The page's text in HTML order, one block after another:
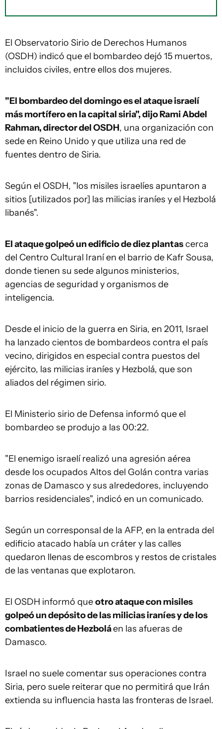
El Observatorio Sirio de Derechos Humanos
(OSDH) indicó que el bombardeo dejó 15 muertos,
incluidos civiles, entre ellos dos mujeres.
"El bombardeo del domingo es el ataque israelí
más mortífero en la capital siria", dijo Rami Abdel
Rahman, director del OSDH, una organización con
sede en Reino Unido y que utiliza una red de
fuentes dentro de Siria.
Según el OSDH, "los misiles israelíes apuntaron a
sitios [utilizados por] las milicias iraníes y el Hezbolá
libanés".
El ataque golpeó un edificio de diez plantascerca
del Centro Cultural Iraní en el barrio de Kafr Sousa,
donde tienen su sede algunos ministerios,
agencias de seguridad y organismos de
inteligencia.
Desde el inicio de la guerra en Siria, en 2011, Israel
ha lanzado cientos de bombardeos contra el país
vecino, dirigidos en especial contra puestos del
ejército, las milicias iraníes y Hezbolá, que son
aliados del régimen sirio.
El Ministerio sirio de Defensa informó que el
bombardeo se produjo a las 00:22.
"El enemigo israelí realizó una agresión aérea
desde los ocupados Altos del Golán contra varias
zonas de Damasco y sus alrededores, incluyendo
barrios residenciales", indicó en un comunicado.
Según un corresponsal de la AFP, en la entrada del
edificio atacado había un cráter y las calles
quedaron llenas de escombros y restos de cristales
de las ventanas que explotaron.
El OSDH informó queotro ataque con misiles
golpeó un depósito de las milicias iraníes y de los
combatientes de Hezboláen las afueras de
Damasco.
Israel no suele comentar sus operaciones contra
Siria, pero suele reiterar que no permitirá que Irán
extienda su influencia hasta las fronteras de Israel.